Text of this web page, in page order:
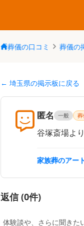
葬儀の口コミ 葬儀の
← 埼玉県の掲示板に戻る
匿名 一般
谷塚斎場よ
家族葬のアー
返信 (0件)
体験談や、さらに聞きた